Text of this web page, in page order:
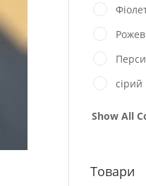
сірий
Show All
Товари